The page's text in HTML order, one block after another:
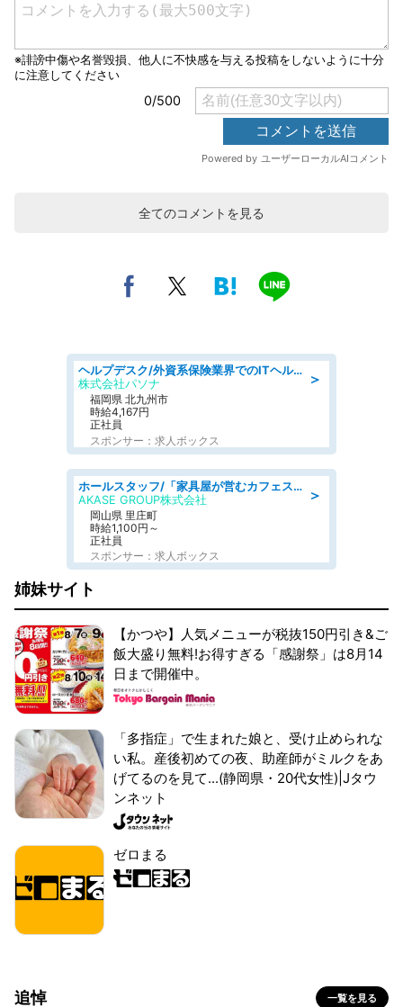
全てのコメントを見る
＞
ヘルプデスク/外資系保険業界でのITヘルプデスク業務/駅近/即日勤務可/ヘルプデスク
株式会社パソナ
福岡県 北九州市
時給4,167円
正社員
スポンサー：求人ボックス
＞
ホールスタッフ/「家具屋が営むカフェスタッフ!」週2日～OK!嬉しいまかない付き/岡山県/浅口郡里庄町
AKASE GROUP株式会社
岡山県 里庄町
時給1,100円～
正社員
スポンサー：求人ボックス
姉妹サイト
【かつや】人気メニューが税抜150円引き&ご
飯大盛り無料!お得すぎる「感謝祭」は8月14
日まで開催中。
「多指症」で生まれた娘と、受け止められな
い私。産後初めての夜、助産師がミルクをあ
げてるのを見て...(静岡県・20代女性)|Jタウ
ンネット
ゼロまる
追悼 一覧を見る